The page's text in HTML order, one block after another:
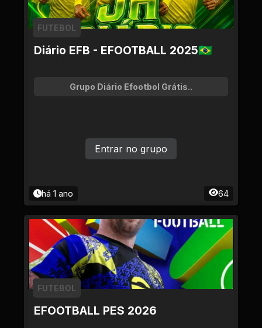
Diário EFB - EFOOTBALL 2025🇧🇷
FUTEBOL
Grupo Diário Efootbol Grátis..
há 1 ano 64
Entrar no grupo
EFOOTBALL PES 2026
FUTEBOL